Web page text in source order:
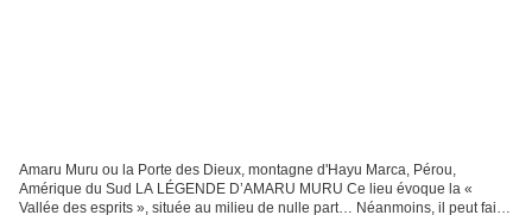
Amaru Muru ou la Porte des Dieux, montagne d'Hayu Marca, Pérou,
Amérique du Sud LA LÉGENDE D’AMARU MURU Ce lieu évoque la «
Vallée des esprits », située au milieu de nulle part… Néanmoins, il peut faire